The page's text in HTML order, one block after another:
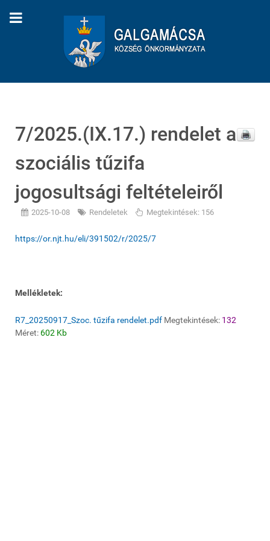
7/2025.(IX.17.) rendelet a
szociális tűzifa
jogosultsági feltételeiről
2025-10-08 Rendeletek Megtekintések: 156
https://or.njt.hu/eli/391502/r/2025/7
Mellékletek:
R7_20250917_Szoc. tűzifa rendelet.pdf Megtekintések: 132
Méret: 602 Kb